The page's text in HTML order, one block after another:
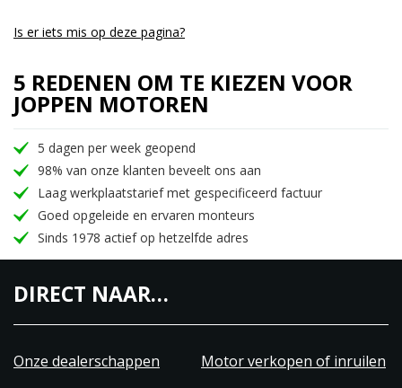
Is er iets mis op deze pagina?
5 REDENEN OM TE KIEZEN VOOR
JOPPEN MOTOREN
5 dagen per week geopend
98% van onze klanten beveelt ons aan
Laag werkplaatstarief met gespecificeerd factuur
Goed opgeleide en ervaren monteurs
Sinds 1978 actief op hetzelfde adres
DIRECT NAAR…
Onze dealerschappen
Motor verkopen of inruilen